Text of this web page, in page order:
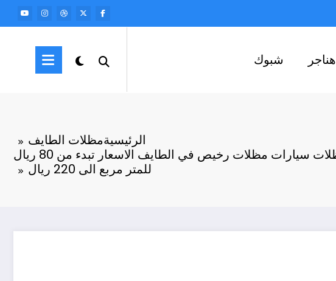
هناجر شبوك
الرئيسيةمظلات الطايف
حداد مظلات سيارات مظلات رخيص في الطايف الاسعار تبدء من 80 ريال
للمتر مربع الى 220 ريال